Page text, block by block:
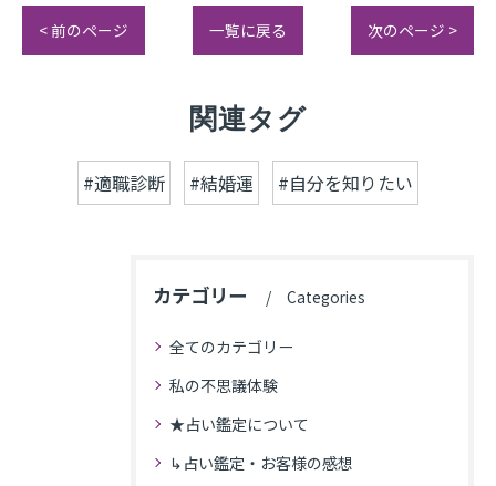
< 前のページ 一覧に戻る 次のページ >
関連タグ
#適職診断 #結婚運 #自分を知りたい
カテゴリー Categories
全てのカテゴリー
私の不思議体験
★占い鑑定について
↳占い鑑定・お客様の感想